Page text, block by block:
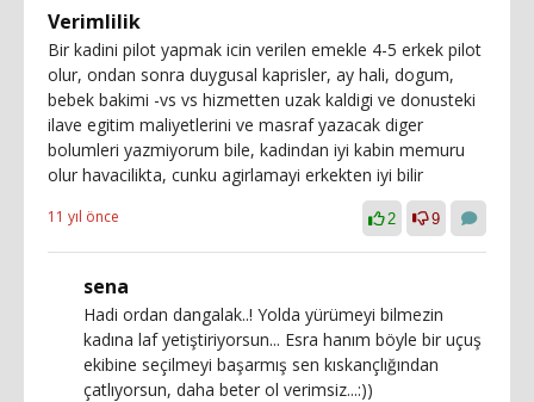
Verimlilik
Bir kadini pilot yapmak icin verilen emekle 4-5 erkek pilot
olur, ondan sonra duygusal kaprisler, ay hali, dogum,
bebek bakimi -vs vs hizmetten uzak kaldigi ve donusteki
ilave egitim maliyetlerini ve masraf yazacak diger
bolumleri yazmiyorum bile, kadindan iyi kabin memuru
olur havacilikta, cunku agirlamayi erkekten iyi bilir
11 yıl önce 2 9
sena
Hadi ordan dangalak..! Yolda yürümeyi bilmezin
kadına laf yetiştiriyorsun... Esra hanım böyle bir uçuş
ekibine seçilmeyi başarmış sen kıskançlığından
çatlıyorsun, daha beter ol verimsiz...:))